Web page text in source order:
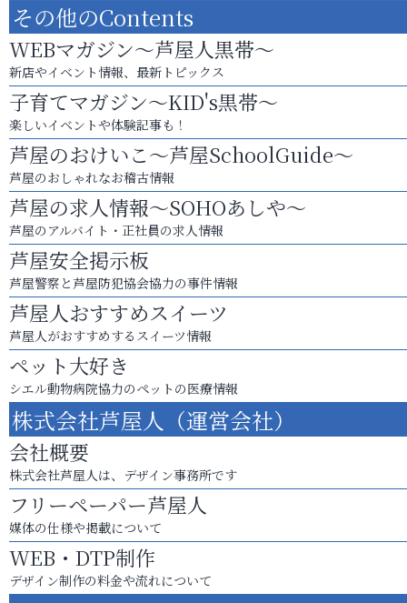
その他のContents
WEBマガジン～芦屋人黒帯～
新店やイベント情報、最新トピックス
子育てマガジン～KID's黒帯～
楽しいイベントや体験記事も！
芦屋のおけいこ～芦屋SchoolGuide～
芦屋のおしゃれなお稽古情報
芦屋の求人情報～SOHOあしや～
芦屋のアルバイト・正社員の求人情報
芦屋安全掲示板
芦屋警察と芦屋防犯協会協力の事件情報
芦屋人おすすめスイーツ
芦屋人がおすすめするスイーツ情報
ペット大好き
シエル動物病院協力のペットの医療情報
株式会社芦屋人（運営会社）
会社概要
株式会社芦屋人は、デザイン事務所です
フリーペーパー芦屋人
媒体の仕様や掲載について
WEB・DTP制作
デザイン制作の料金や流れについて